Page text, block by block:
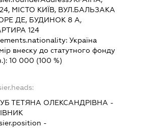
МІСТО КИЇВ, ВУЛ.БАЛЬЗАКА
ДЕ, БУДИНОК 8 А,
124
Україна
внеску до статутного фонду
10 000 (100 %)
ТЕТЯНА ОЛЕКСАНДРІВНА -
-